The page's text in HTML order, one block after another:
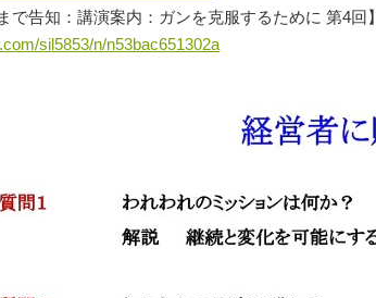
で告知：講演案内：ガンを克服するために 第4回】
sil5853/n/n53bac651302a